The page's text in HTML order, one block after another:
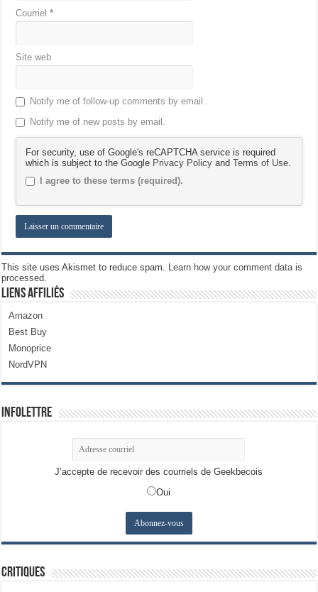
Courriel*
Site web
Notify me of follow-up comments by email.
Notify me of new posts by email.
For security, use of Google's reCAPTCHA service is required
which is subject to the Google Privacy Policy andTerms of Use.
I agree to these terms (required).
This site uses Akismet to reduce spam. Learn how your comment data is
processed.
Liens Affiliés
Amazon
Best Buy
Monoprice
NordVPN
Infolettre
J’accepte de recevoir des courriels de Geekbecois
Oui
Critiques